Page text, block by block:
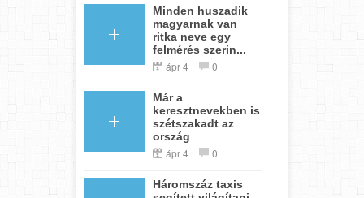
Minden huszadik
magyarnak van
ritka neve egy
felmérés szerin...
ápr 4 0
Már a
keresztnevekben is
szétszakadt az
ország
ápr 4 0
Háromszáz taxis